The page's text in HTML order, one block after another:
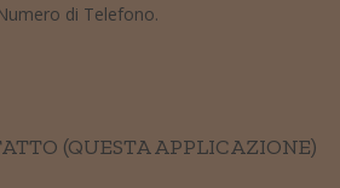
di Telefono.
(QUESTA APPLICAZIONE)